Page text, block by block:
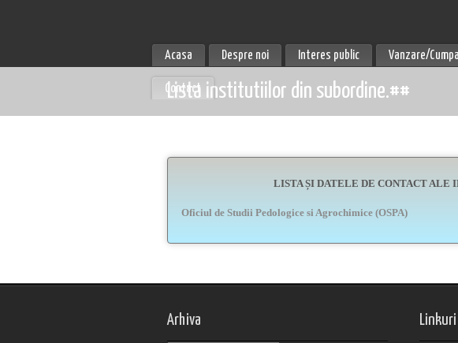
Acasa Despre noi Interes public Vanzare/
Contact
Lista institutiilor din subordine.##
LISTA ȘI DATELE DE CONTACT ALE
Oficiul de Studii Pedologice si Agrochimice (OSPA)
Arhiva